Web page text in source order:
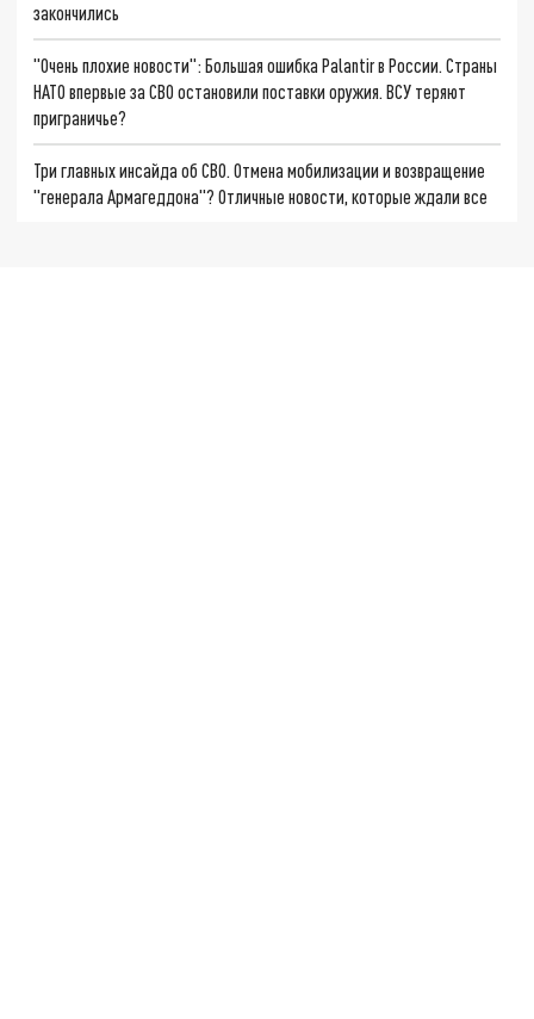
закончились
"Очень плохие новости": Большая ошибка Palantir в России. Страны
НАТО впервые за СВО остановили поставки оружия. ВСУ теряют
приграничье?
Три главных инсайда об СВО. Отмена мобилизации и возвращение
"генерала Армагеддона"? Отличные новости, которые ждали все